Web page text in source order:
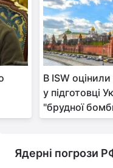
В ISW
у підготовці
"брудної
Ядерні погрози